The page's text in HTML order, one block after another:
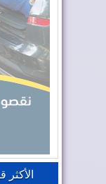
الأكثر